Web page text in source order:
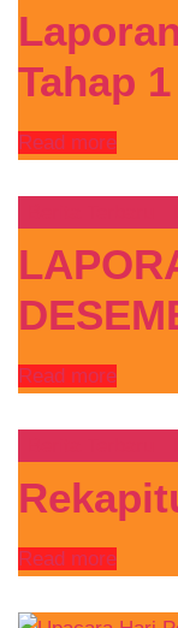
Tahap
Read more
Read more
Read more